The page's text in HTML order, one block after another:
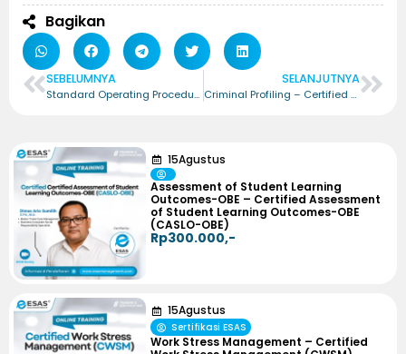
Bagikan
SEBELUMNYA
Standard Operating Procedure – Certified Standard Operating Procedure Management (CSOPM)
SELANJUTNYA
Criminal Profiling – Certified Criminal Profiling (CCrP)
15Agustus
Assessment of Student Learning
Outcomes-OBE – Certified Assessment
of Student Learning Outcomes-OBE
(CASLO-OBE)
Rp300.000,-
15Agustus
Sertifikasi ESAS
Work Stress Management – Certified